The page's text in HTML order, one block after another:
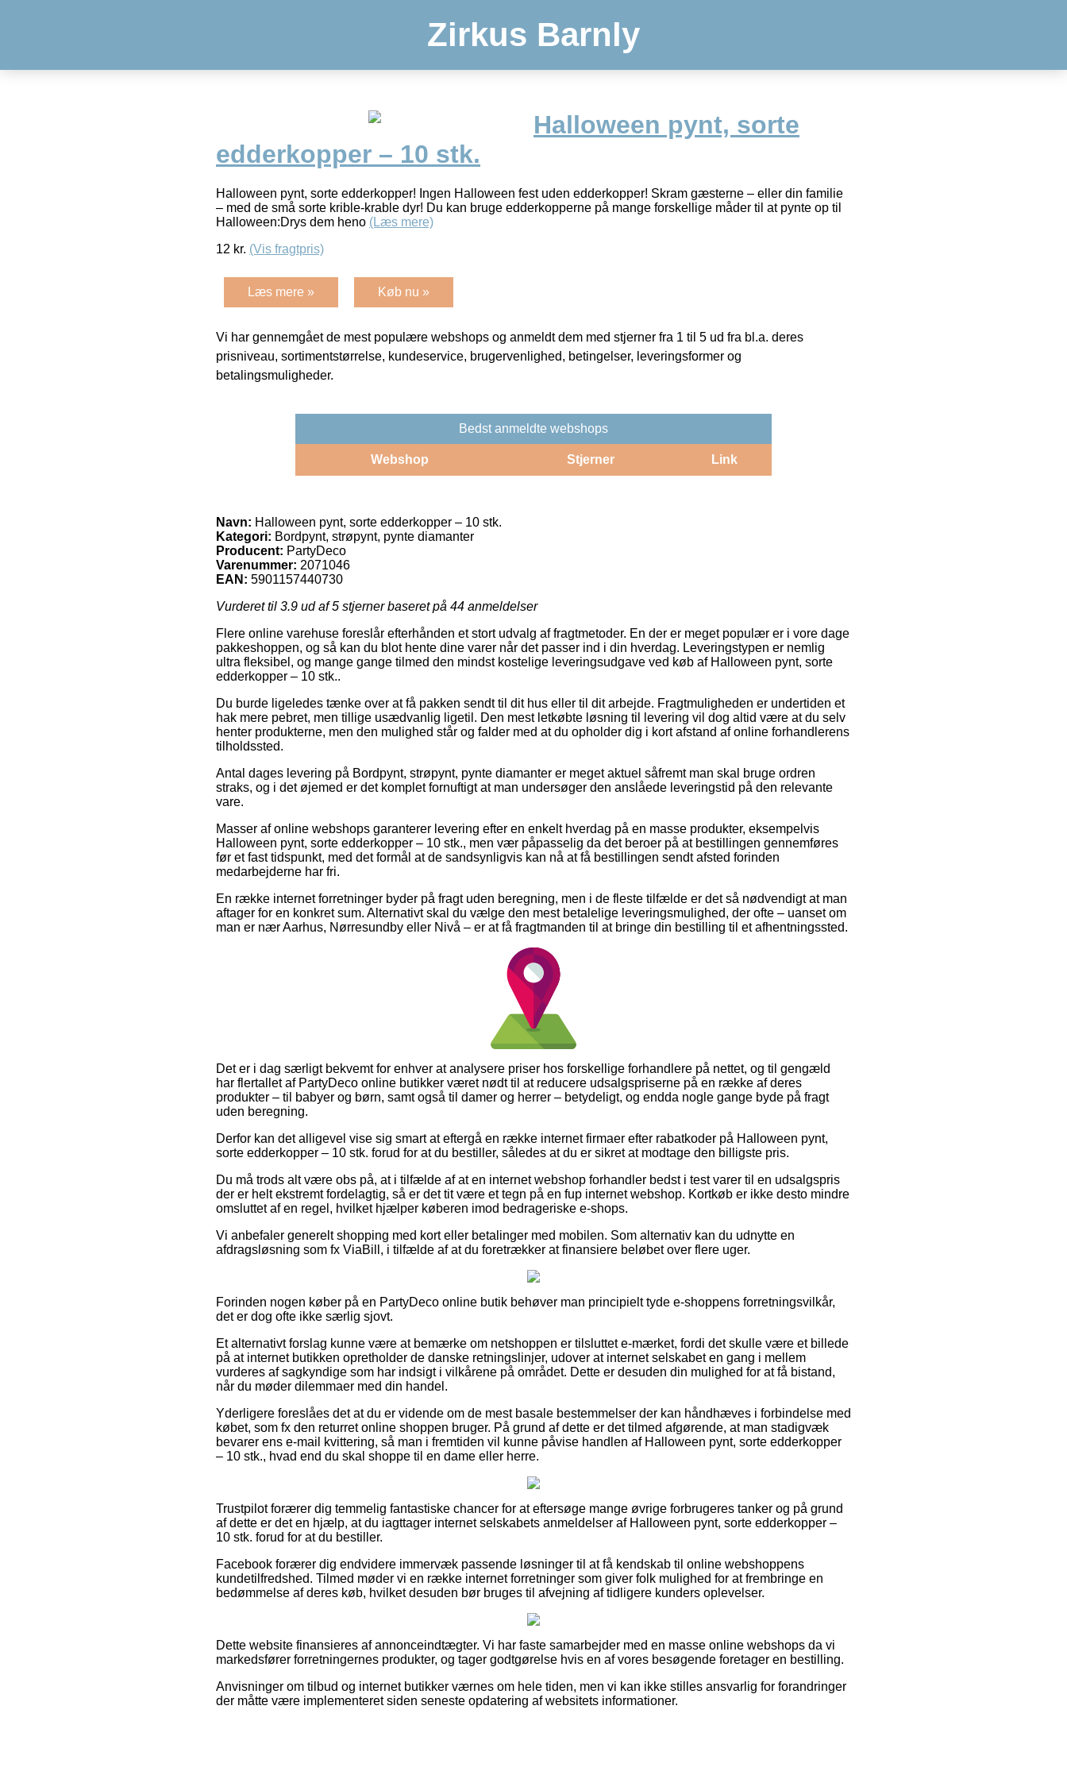
Zirkus Barnly
Halloween pynt, sorte
edderkopper – 10 stk.
Halloween pynt, sorte edderkopper! Ingen Halloween fest uden edderkopper! Skram gæsterne – eller din familie
– med de små sorte krible-krable dyr! Du kan bruge edderkopperne på mange forskellige måder til at pynte op til
Halloween:Drys dem heno (Læs mere)
12 kr. (Vis fragtpris)
Læs mere » Køb nu »
Vi har gennemgået de mest populære webshops og anmeldt dem med stjerner fra 1 til 5 ud fra bl.a. deres
prisniveau, sortimentstørrelse, kundeservice, brugervenlighed, betingelser, leveringsformer og
betalingsmuligheder.
Bedst anmeldte webshops
Webshop Stjerner Link
Navn: Halloween pynt, sorte edderkopper – 10 stk.
Kategori: Bordpynt, strøpynt, pynte diamanter
Producent: PartyDeco
Varenummer: 2071046
EAN: 5901157440730
Vurderet til 3.9 ud af 5 stjerner baseret på 44 anmeldelser
Flere online varehuse foreslår efterhånden et stort udvalg af fragtmetoder. En der er meget populær er i vore dage
pakkeshoppen, og så kan du blot hente dine varer når det passer ind i din hverdag. Leveringstypen er nemlig
ultra fleksibel, og mange gange tilmed den mindst kostelige leveringsudgave ved køb af Halloween pynt, sorte
edderkopper – 10 stk..
Du burde ligeledes tænke over at få pakken sendt til dit hus eller til dit arbejde. Fragtmuligheden er undertiden et
hak mere pebret, men tillige usædvanlig ligetil. Den mest letkøbte løsning til levering vil dog altid være at du selv
henter produkterne, men den mulighed står og falder med at du opholder dig i kort afstand af online forhandlerens
tilholdssted.
Antal dages levering på Bordpynt, strøpynt, pynte diamanter er meget aktuel såfremt man skal bruge ordren
straks, og i det øjemed er det komplet fornuftigt at man undersøger den anslåede leveringstid på den relevante
vare.
Masser af online webshops garanterer levering efter en enkelt hverdag på en masse produkter, eksempelvis
Halloween pynt, sorte edderkopper – 10 stk., men vær påpasselig da det beroer på at bestillingen gennemføres
før et fast tidspunkt, med det formål at de sandsynligvis kan nå at få bestillingen sendt afsted forinden
medarbejderne har fri.
En række internet forretninger byder på fragt uden beregning, men i de fleste tilfælde er det så nødvendigt at man
aftager for en konkret sum. Alternativt skal du vælge den mest betalelige leveringsmulighed, der ofte – uanset om
man er nær Aarhus, Nørresundby eller Nivå – er at få fragtmanden til at bringe din bestilling til et afhentningssted.
Det er i dag særligt bekvemt for enhver at analysere priser hos forskellige forhandlere på nettet, og til gengæld
har flertallet af PartyDeco online butikker været nødt til at reducere udsalgspriserne på en række af deres
produkter – til babyer og børn, samt også til damer og herrer – betydeligt, og endda nogle gange byde på fragt
uden beregning.
Derfor kan det alligevel vise sig smart at eftergå en række internet firmaer efter rabatkoder på Halloween pynt,
sorte edderkopper – 10 stk. forud for at du bestiller, således at du er sikret at modtage den billigste pris.
Du må trods alt være obs på, at i tilfælde af at en internet webshop forhandler bedst i test varer til en udsalgspris
der er helt ekstremt fordelagtig, så er det tit være et tegn på en fup internet webshop. Kortkøb er ikke desto mindre
omsluttet af en regel, hvilket hjælper køberen imod bedrageriske e-shops.
Vi anbefaler generelt shopping med kort eller betalinger med mobilen. Som alternativ kan du udnytte en
afdragsløsning som fx ViaBill, i tilfælde af at du foretrækker at finansiere beløbet over flere uger.
Forinden nogen køber på en PartyDeco online butik behøver man principielt tyde e-shoppens forretningsvilkår,
det er dog ofte ikke særlig sjovt.
Et alternativt forslag kunne være at bemærke om netshoppen er tilsluttet e-mærket, fordi det skulle være et billede
på at internet butikken opretholder de danske retningslinjer, udover at internet selskabet en gang i mellem
vurderes af sagkyndige som har indsigt i vilkårene på området. Dette er desuden din mulighed for at få bistand,
når du møder dilemmaer med din handel.
Yderligere foreslåes det at du er vidende om de mest basale bestemmelser der kan håndhæves i forbindelse med
købet, som fx den returret online shoppen bruger. På grund af dette er det tilmed afgørende, at man stadigvæk
bevarer ens e-mail kvittering, så man i fremtiden vil kunne påvise handlen af Halloween pynt, sorte edderkopper
– 10 stk., hvad end du skal shoppe til en dame eller herre.
Trustpilot forærer dig temmelig fantastiske chancer for at eftersøge mange øvrige forbrugeres tanker og på grund
af dette er det en hjælp, at du iagttager internet selskabets anmeldelser af Halloween pynt, sorte edderkopper –
10 stk. forud for at du bestiller.
Facebook forærer dig endvidere immervæk passende løsninger til at få kendskab til online webshoppens
kundetilfredshed. Tilmed møder vi en række internet forretninger som giver folk mulighed for at frembringe en
bedømmelse af deres køb, hvilket desuden bør bruges til afvejning af tidligere kunders oplevelser.
Dette website finansieres af annonceindtægter. Vi har faste samarbejder med en masse online webshops da vi
markedsfører forretningernes produkter, og tager godtgørelse hvis en af vores besøgende foretager en bestilling.
Anvisninger om tilbud og internet butikker værnes om hele tiden, men vi kan ikke stilles ansvarlig for forandringer
der måtte være implementeret siden seneste opdatering af websitets informationer.